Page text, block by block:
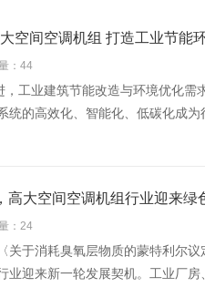
空间空调机组 打造工业节能
：44
，工业建筑节能改造与环境优化
统的高效化、智能化、低碳化成为
高大空间空调机组行业迎来绿
：24
关于消耗臭氧层物质的蒙特利尔
业迎来新一轮发展契机。工业厂房